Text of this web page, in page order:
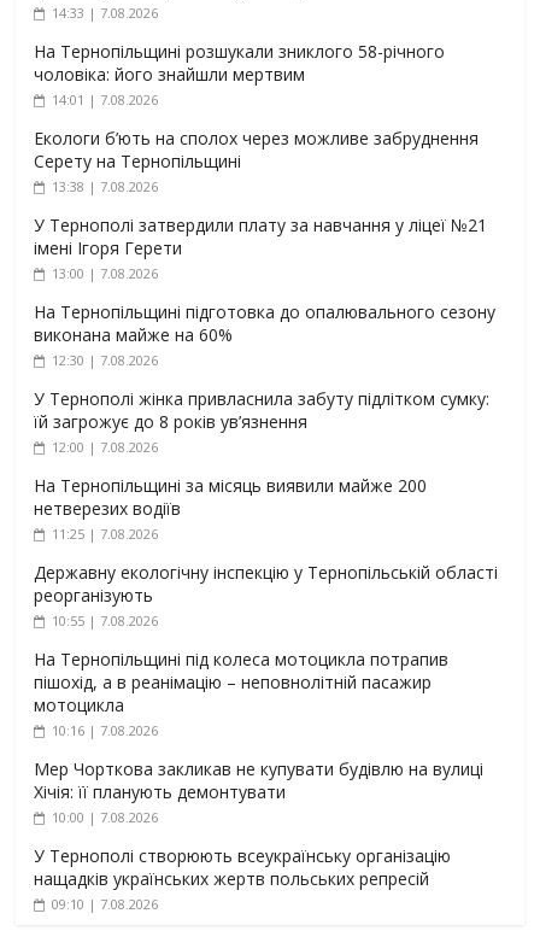
14:33 | 7.08.2026
На Тернопільщині розшукали зниклого 58-річного
чоловіка: його знайшли мертвим
14:01 | 7.08.2026
Екологи б’ють на сполох через можливе забруднення
Серету на Тернопільщині
13:38 | 7.08.2026
У Тернополі затвердили плату за навчання у ліцеї №21
імені Ігоря Герети
13:00 | 7.08.2026
На Тернопільщині підготовка до опалювального сезону
виконана майже на 60%
12:30 | 7.08.2026
У Тернополі жінка привласнила забуту підлітком сумку:
їй загрожує до 8 років ув’язнення
12:00 | 7.08.2026
На Тернопільщині за місяць виявили майже 200
нетверезих водіїв
11:25 | 7.08.2026
Державну екологічну інспекцію у Тернопільській області
реорганізують
10:55 | 7.08.2026
На Тернопільщині під колеса мотоцикла потрапив
пішохід, а в реанімацію – неповнолітній пасажир
мотоцикла
10:16 | 7.08.2026
Мер Чорткова закликав не купувати будівлю на вулиці
Хічія: її планують демонтувати
10:00 | 7.08.2026
У Тернополі створюють всеукраїнську організацію
нащадків українських жертв польських репресій
09:10 | 7.08.2026